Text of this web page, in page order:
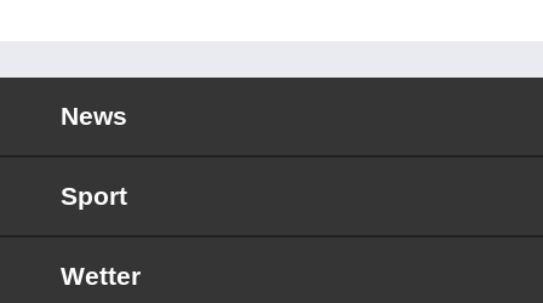
News
Sport
Wetter